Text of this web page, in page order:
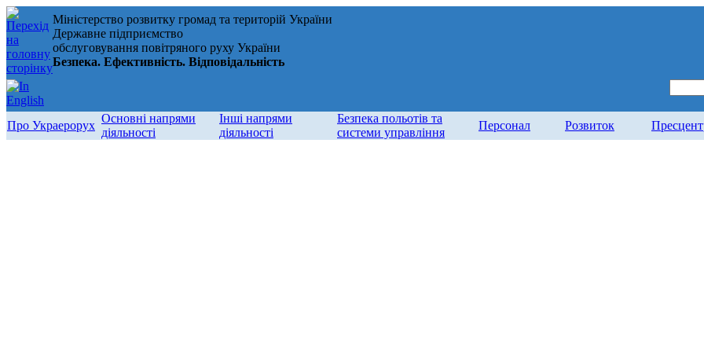
Міністерство розвитку громад та територій України
Державне підприємство
обслуговування повітряного руху України
Безпека. Ефективність. Відповідальність
Про Украерорух
Основні напрями
діяльності
Інші напрями
діяльності
Безпека польотів та
системи управління
Персонал Розвиток